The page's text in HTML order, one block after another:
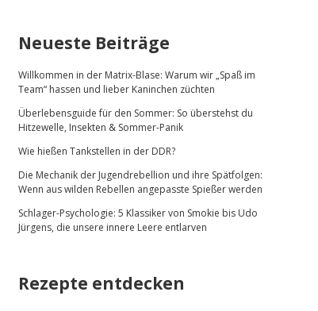
Neueste Beiträge
Willkommen in der Matrix-Blase: Warum wir „Spaß im
Team“ hassen und lieber Kaninchen züchten
Überlebensguide für den Sommer: So überstehst du
Hitzewelle, Insekten & Sommer-Panik
Wie hießen Tankstellen in der DDR?
Die Mechanik der Jugendrebellion und ihre Spätfolgen:
Wenn aus wilden Rebellen angepasste Spießer werden
Schlager-Psychologie: 5 Klassiker von Smokie bis Udo
Jürgens, die unsere innere Leere entlarven
Rezepte entdecken